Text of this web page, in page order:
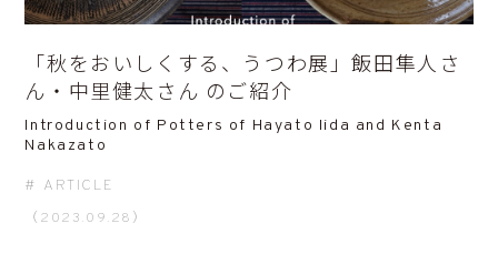
「秋をおいしくする、うつわ展」飯田隼人さ
ん・中里健太さん のご紹介
Introduction of Potters of Hayato Iida and Kenta
Nakazato
ARTICLE
（2023.09.28）